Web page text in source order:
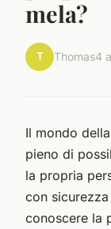
mela?
T Thomas4
Il mondo
pieno di
la propria
con
conoscere la